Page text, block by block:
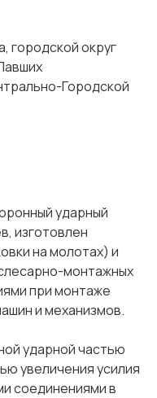
городской округ
Городской
ударный
изготовлен
на молотах) и
монтажных
при монтаже
и механизмов.
ударной частью
увеличения усилия
соединениями в